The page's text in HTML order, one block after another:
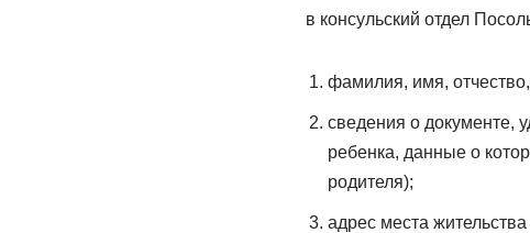
в консульский отдел
фамилия, имя,
сведения о документе,
ребенка, данные о
родителя);
адрес места